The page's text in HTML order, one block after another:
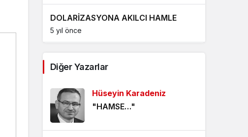
DOLARİZASYONA AKILCI HAMLE
5 yıl önce
5 yıl önce
ÖLÜMÜ BEKLEMEK
5 yıl önce
HANGİ KAMERAYA BAKALIM?
Diğer Yazarlar
Hüseyin Karadeniz
"HAMSE…"